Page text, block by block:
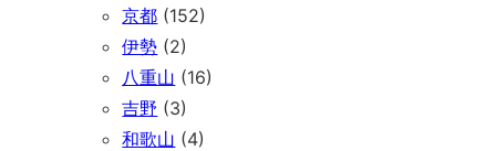
京都 (152)
伊勢 (2)
八重山 (16)
吉野 (3)
和歌山 (4)